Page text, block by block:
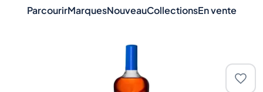
ParcourirMarquesNouveauCollectionsEn vente